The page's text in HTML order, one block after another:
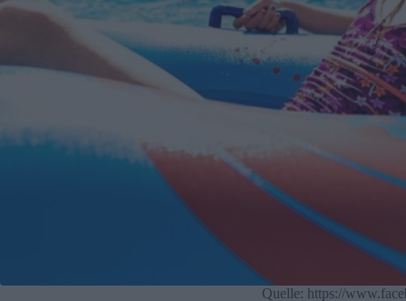
Quelle: https://